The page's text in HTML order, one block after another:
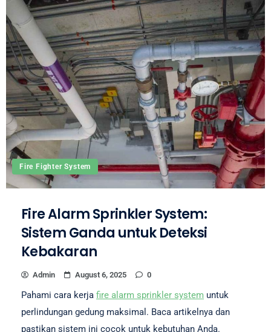
Fire Fighter System
Fire Alarm Sprinkler System:
Sistem Ganda untuk Deteksi
Kebakaran
Admin August 6, 2025 0
Pahami cara kerja fire alarm sprinkler system untuk
perlindungan gedung maksimal. Baca artikelnya dan
pastikan sistem ini cocok untuk kebutuhan Anda.